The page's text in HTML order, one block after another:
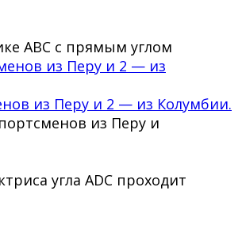
ABC с прямым углом
из Перу и 2 — из Колумбии.
из Перу и
угла ADC проходит